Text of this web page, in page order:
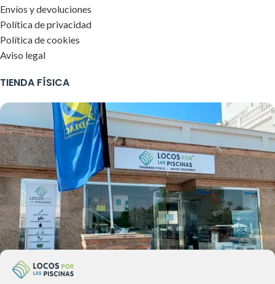
Envíos y devoluciones
Política de privacidad
Política de cookies
Aviso legal
TIENDA FÍSICA